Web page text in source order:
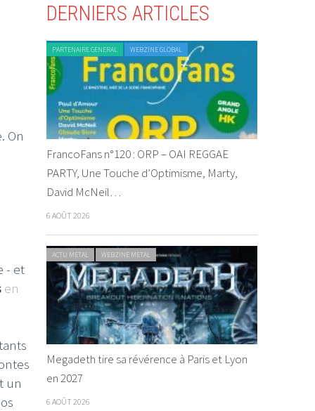
On
- et
en
un
DERNIERS ARTICLES
PARTENAIRE GENERAL WEBZINE GLOBAL
FrancoFans n°120 : ORP – OAI REGGAE
PARTY, Une Touche d’Optimisme, Marty,
David McNeil…
6 AOÛT 2026
ACTU METAL WEBZINE METAL
Megadeth tire sa révérence à Paris et Lyon
en 2027
6 AOÛT 2026